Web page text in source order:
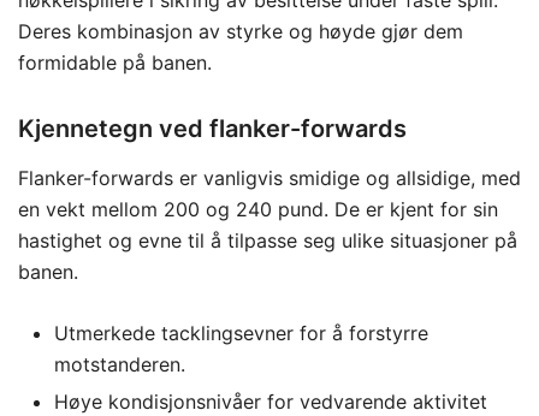
Deres kombinasjon av styrke og høyde gjør dem
formidable på banen.
Kjennetegn ved flanker-forwards
Flanker-forwards er vanligvis smidige og allsidige, med
en vekt mellom 200 og 240 pund. De er kjent for sin
hastighet og evne til å tilpasse seg ulike situasjoner på
banen.
Utmerkede tacklingsevner for å forstyrre
motstanderen.
Høye kondisjonsnivåer for vedvarende aktivitet